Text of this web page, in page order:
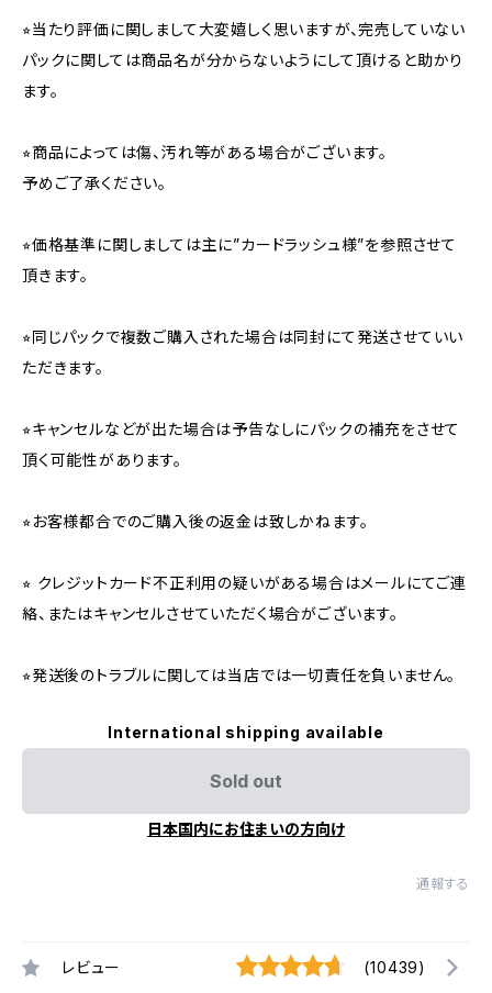
⭐︎当たり評価に関しまして大変嬉しく思いますが、完売していない
パックに関しては商品名が分からないようにして頂けると助かり
ます。
⭐︎商品によっては傷、汚れ等がある場合がございます。
予めご了承ください。
⭐︎価格基準に関しましては主に”カードラッシュ様”を参照させて
頂きます。
⭐︎同じパックで複数ご購入された場合は同封にて発送させていい
ただきます。
⭐︎キャンセルなどが出た場合は予告なしにパックの補充をさせて
頂く可能性があります。
⭐︎お客様都合でのご購入後の返金は致しかねます。
⭐︎ クレジットカード不正利用の疑いがある場合はメールにてご連
絡、またはキャンセルさせていただく場合がございます。
⭐︎発送後のトラブルに関しては当店では一切責任を負いません。
International shipping available
Sold out
日本国内にお住まいの方向け
通報する
レビュー (10439)